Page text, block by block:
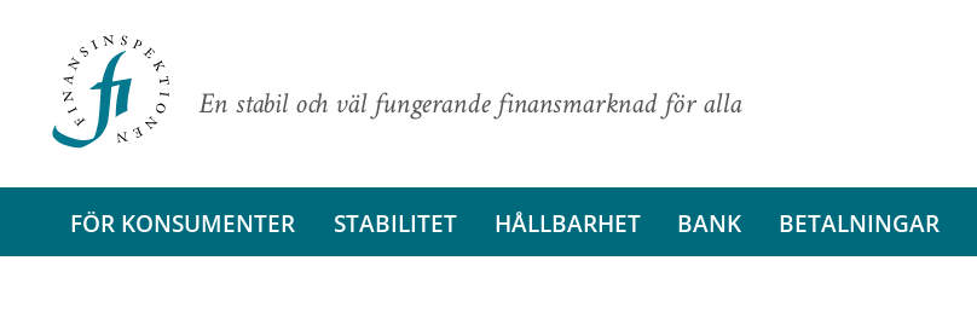
En stabil och väl fungerande finansmarknad för alla
FÖR KONSUMENTER STABILITET HÅLLBARHET BANK BETALNINGAR